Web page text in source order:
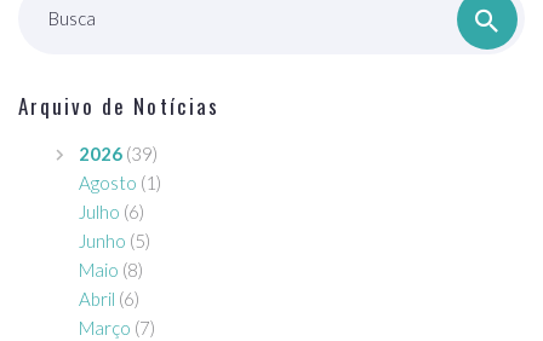
Busca
Arquivo de Notícias
2026 (39)
Agosto (1)
Julho (6)
Junho (5)
Maio (8)
Abril (6)
Março (7)